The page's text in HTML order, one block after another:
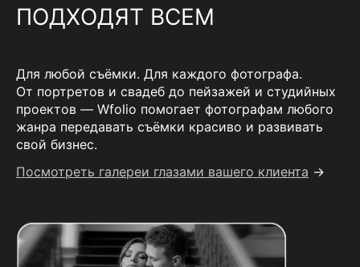
ПОДХОДЯТ ВСЕМ
Для любой съёмки. Для каждого фотографа.
От портретов и свадеб до пейзажей и студийных
проектов — Wfolio помогает фотографам любого
жанра передавать съёмки красиво и развивать
свой бизнес.
Посмотреть галереи глазами вашего клиента →